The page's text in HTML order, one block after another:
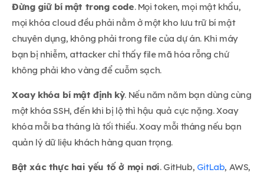
Đừng giữ bí mật trong code. Mọi token, mọi mật khẩu,
mọi khóa cloud đều phải nằm ở một kho lưu trữ bí mật
chuyên dụng, không phải trong file của dự án. Khi máy
bạn bị nhiễm, attacker chỉ thấy file mã hóa rỗng chứ
không phải kho vàng để cuỗm sạch.
Xoay khóa bí mật định kỳ. Nếu năm năm bạn dùng cùng
một khóa SSH, đến khi bị lộ thì hậu quả cực nặng. Xoay
khóa mỗi ba tháng là tối thiểu. Xoay mỗi tháng nếu bạn
quản lý dữ liệu khách hàng quan trọng.
Bật xác thực hai yếu tố ở mọi nơi. GitHub, GitLab, AWS,